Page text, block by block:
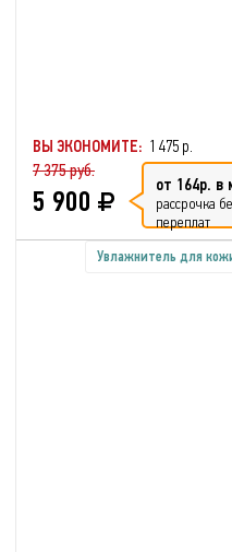
ВЫ ЭКОНОМИТЕ: 1 475 р.
7 375 руб.
5 900 от 164р. в
рассрочка
переплат
Увлажнитель для